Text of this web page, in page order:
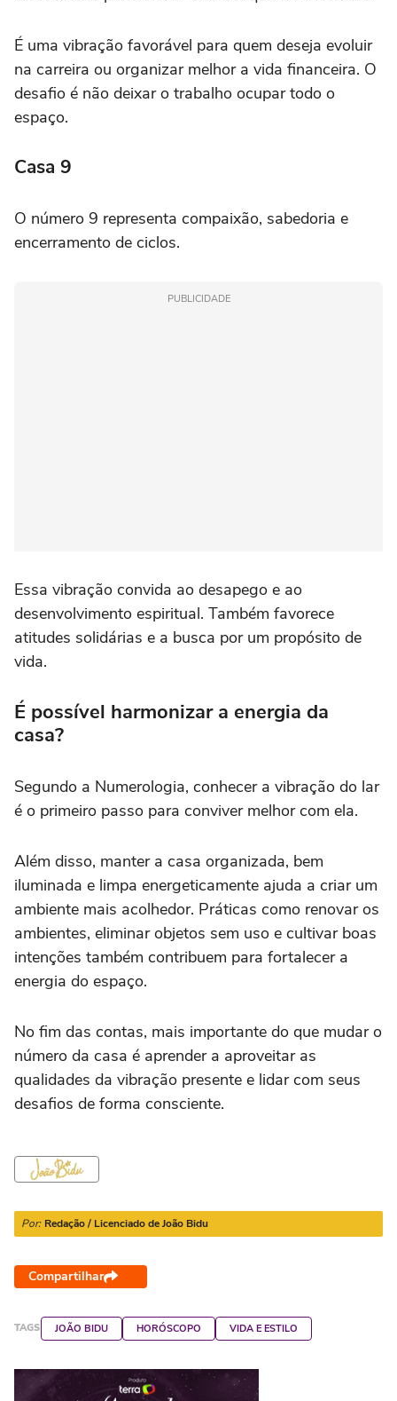
É uma vibração favorável para quem deseja evoluir
na carreira ou organizar melhor a vida financeira. O
desafio é não deixar o trabalho ocupar todo o
espaço.
Casa 9
O número 9 representa compaixão, sabedoria e
encerramento de ciclos.
PUBLICIDADE
Essa vibração convida ao desapego e ao
desenvolvimento espiritual. Também favorece
atitudes solidárias e a busca por um propósito de
vida.
É possível harmonizar a energia da
casa?
Segundo a Numerologia, conhecer a vibração do lar
é o primeiro passo para conviver melhor com ela.
Além disso, manter a casa organizada, bem
iluminada e limpa energeticamente ajuda a criar um
ambiente mais acolhedor. Práticas como renovar os
ambientes, eliminar objetos sem uso e cultivar boas
intenções também contribuem para fortalecer a
energia do espaço.
No fim das contas, mais importante do que mudar o
número da casa é aprender a aproveitar as
qualidades da vibração presente e lidar com seus
desafios de forma consciente.
Por: Redação / Licenciado de João Bidu
Compartilhar
TAGS JOÃO BIDU HORÓSCOPO VIDA E ESTILO